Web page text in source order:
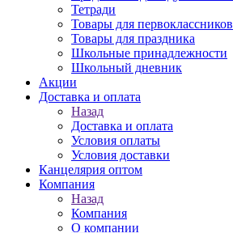
Тетради
Товары для первоклассников
Товары для праздника
Школьные принадлежности
Школьный дневник
Акции
Доставка и оплата
Назад
Доставка и оплата
Условия оплаты
Условия доставки
Канцелярия оптом
Компания
Назад
Компания
О компании